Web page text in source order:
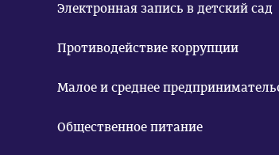
Электронная запись в детский сад
Противодействие коррупции
Малое и среднее
Общественное питание